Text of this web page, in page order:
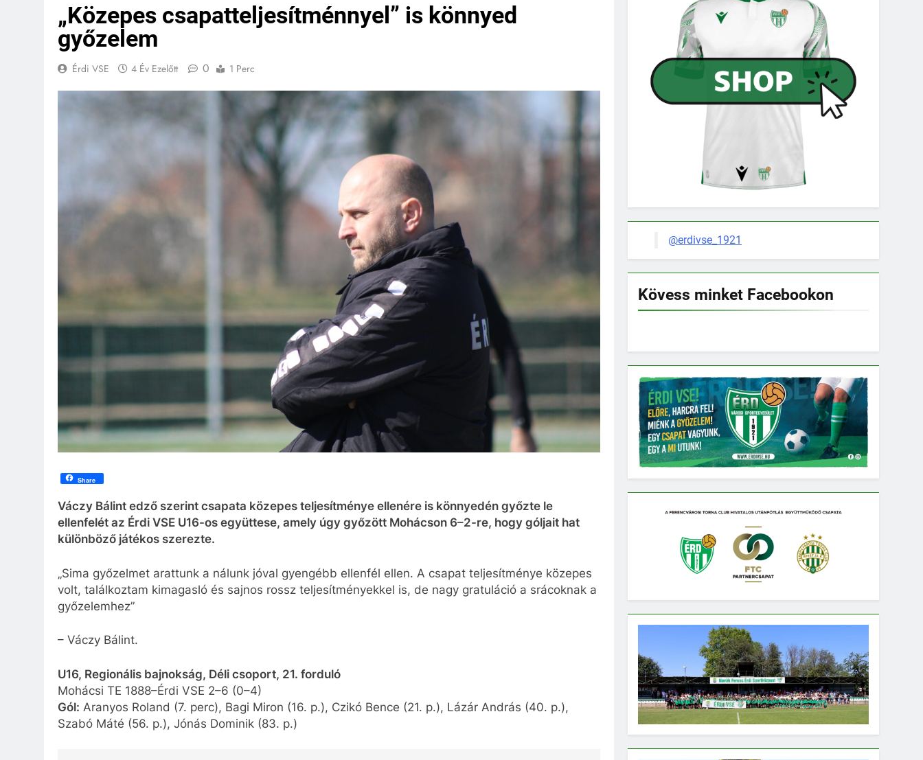
„Közepes csapatteljesítménnyel” is könnyed
győzelem
Érdi VSE 4 Év Ezelőtt 0 1 Perc
Share
Váczy Bálint edző szerint csapata közepes teljesítménye ellenére is könnyedén győzte le
ellenfelét az Érdi VSE U16-os együttese, amely úgy győzött Mohácson 6–2-re, hogy góljait hat
különböző játékos szerezte.
„Sima győzelmet arattunk a nálunk jóval gyengébb ellenfél ellen. A csapat teljesítménye közepes
volt, találkoztam kimagasló és sajnos rossz teljesítményekkel is, de nagy gratuláció a srácoknak a
győzelemhez”
– Váczy Bálint.
U16, Regionális bajnokság, Déli csoport, 21. forduló
Mohácsi TE 1888–Érdi VSE 2–6 (0–4)
Gól: Aranyos Roland (7. perc), Bagi Miron (16. p.), Czikó Bence (21. p.), Lázár András (40. p.),
Szabó Máté (56. p.), Jónás Dominik (83. p.)
@erdivse_1921
Kövess minket Facebookon